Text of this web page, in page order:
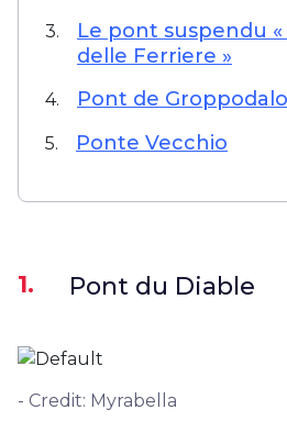
3.
Le pont suspendu
delle Ferriere »
4. Pont de
5. Ponte Vecchio
1. Pont du Diable
- Credit: Myrabella